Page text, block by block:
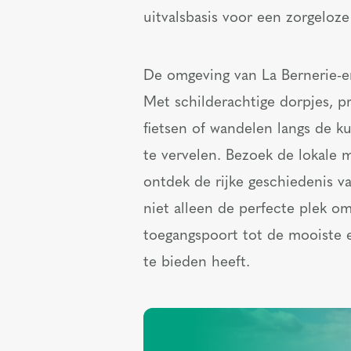
uitvalsbasis voor een
De omgeving van La Bernerie-
Met schilderachtige dorpjes,
fietsen of wandelen langs de
te vervelen. Bezoek de lokale
ontdek de rijke geschiedenis
niet alleen de perfecte plek
toegangspoort tot de mooiste
te bieden heeft.